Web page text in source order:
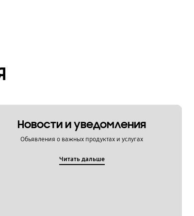
Новости и уведомления
Обьявления о важных продуктах и услугах
Читать дальше